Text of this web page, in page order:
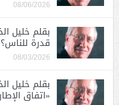
08/06/2026
بقلم خليل
قدرة
08/03/2026
بقلم خليل
«اتفاق